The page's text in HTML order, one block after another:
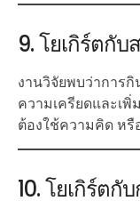
9. โยเกิร์ตกั
งานวิจัยพบว่าการ
ความเครียดและเพิ่
ต้องใช้ความคิด หรื
10. โยเกิร์ตกั